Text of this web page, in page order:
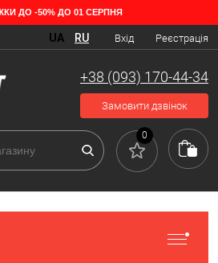
ДО -50% ДО 01 СЕРПНЯ
Вхід Реєстрація
UA RU
+38 (093) 170-44-34
Замовити дзвінок
0